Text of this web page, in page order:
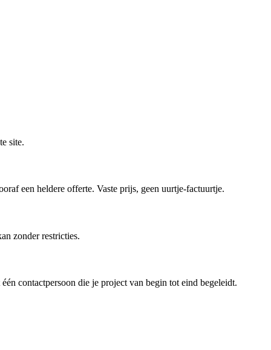
site.
een heldere offerte. Vaste prijs, geen uurtje-factuurtje.
zonder restricties.
contactpersoon die je project van begin tot eind begeleidt.